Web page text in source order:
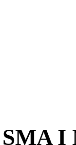
SMA I